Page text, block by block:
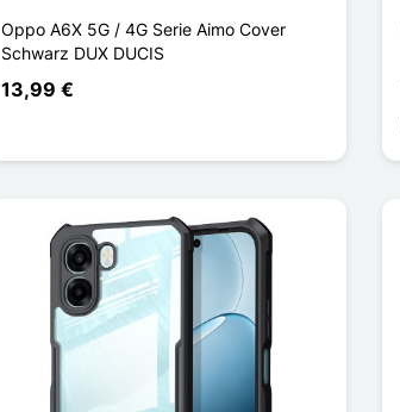
Oppo A6X 5G / 4G Serie Aimo Cover
Schwarz DUX DUCIS
13,99 €